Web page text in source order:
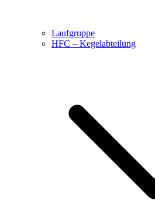
Laufgruppe
HFC – Kegelabteilung